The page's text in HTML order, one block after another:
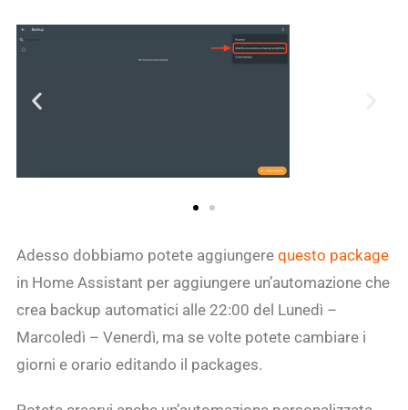
Adesso dobbiamo potete aggiungere questo package
in Home Assistant per aggiungere un’automazione che
crea backup automatici alle 22:00 del Lunedì –
Marcoledì – Venerdì, ma se volte potete cambiare i
giorni e orario editando il packages.